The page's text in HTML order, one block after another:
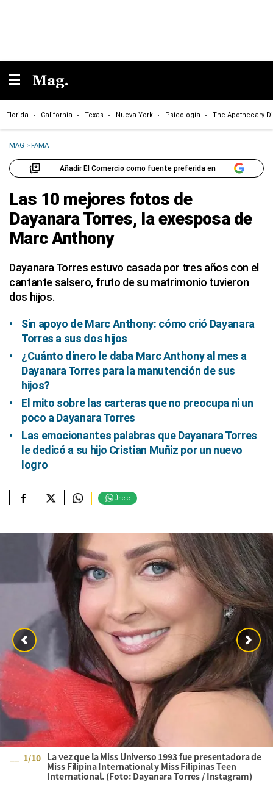
Florida California Texas Nueva York Psicología The Apothecary
MAG >FAMA
Añadir El Comercio como fuente preferida en
Las 10 mejores fotos de
Dayanara Torres, la exesposa de
Marc Anthony
Dayanara Torres estuvo casada por tres años con el
cantante salsero, fruto de su matrimonio tuvieron
dos hijos.
Sin apoyo de Marc Anthony: cómo crió Dayanara
Torres a sus dos hijos
¿Cuánto dinero le daba Marc Anthony al mes a
Dayanara Torres para la manutención de sus
hijos?
El mito sobre las carteras que no preocupa ni un
poco a Dayanara Torres
Las emocionantes palabras que Dayanara Torres
le dedicó a su hijo Cristian Muñiz por un nuevo
logro
Únete
1/10 La vez que la Miss Universo 1993 fue presentadora de
Miss Filipina International y Miss Filipinas Teen
International. (Foto: Dayanara Torres / Instagram)